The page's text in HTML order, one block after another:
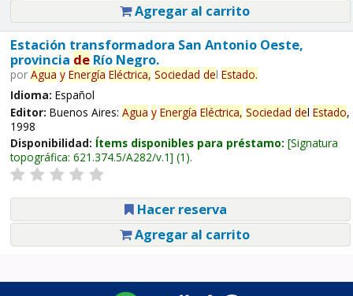
Agregar al carrito
Estación transformadora San Antonio Oeste,
provincia deRío Negro.
por Agua y Energía Eléctrica, Sociedad del Estado.
Idioma: Español
Editor: Buenos Aires: Agua y Energía Eléctrica, Sociedad del Estado,
1998
Disponibilidad: Ítems disponibles para préstamo: Signatura
topográfica: 621.374.5/A282/v.1 (1).
Hacer reserva
Agregar al carrito